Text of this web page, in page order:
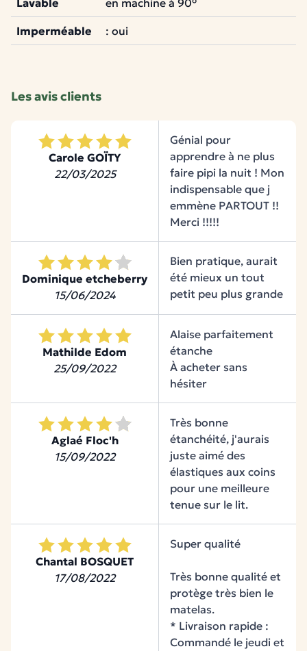
L'alèse à l'unité
La protection essentielle pour le couchage de
votre enfant, à garder toujours à portée de main.
Le lot de 2, plus pratique
Lavable en machine à 90°
Imperméable : oui
Les avis clients
Carole GOÏTY
22/03/2025
Génial pour
apprendre à ne plus
faire pipi la nuit ! Mon
indispensable que j
emmène PARTOUT !!
Merci !!!!!
Dominique etcheberry
15/06/2024
Bien pratique, aurait
été mieux un tout
petit peu plus grande
Mathilde Edom
25/09/2022
Alaise parfaitement
étanche
À acheter sans
hésiter
Aglaé Floc'h
15/09/2022
Très bonne
étanchéité, j'aurais
juste aimé des
élastiques aux coins
pour une meilleure
tenue sur le lit.
Chantal BOSQUET
17/08/2022
Super qualité
Très bonne qualité et
protège très bien le
matelas.
* Livraison rapide :
Commandé le jeudi et